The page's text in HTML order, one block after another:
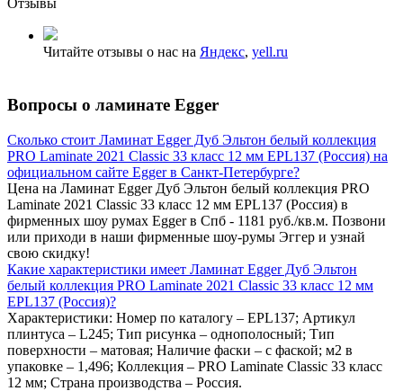
Отзывы
Читайте отзывы о нас на Яндекс, yell.ru
Вопросы о ламинате Egger
Сколько стоит Ламинат Egger Дуб Эльтон белый коллекция
PRO Laminate 2021 Classic 33 класс 12 мм EPL137 (Россия) на
официальном сайте Egger в Санкт-Петербурге?
Цена на Ламинат Egger Дуб Эльтон белый коллекция PRO
Laminate 2021 Classic 33 класс 12 мм EPL137 (Россия) в
фирменных шоу румах Egger в Спб - 1181 руб./кв.м. Позвони
или приходи в наши фирменные шоу-румы Эггер и узнай
свою скидку!
Какие характеристики имеет Ламинат Egger Дуб Эльтон
белый коллекция PRO Laminate 2021 Classic 33 класс 12 мм
EPL137 (Россия)?
Характеристики: Номер по каталогу – EPL137; Артикул
плинтуса – L245; Тип рисунка – однополосный; Тип
поверхности – матовая; Наличие фаски – с фаской; м2 в
упаковке – 1,496; Коллекция – PRO Laminate Classic 33 класс
12 мм; Страна производства – Россия.